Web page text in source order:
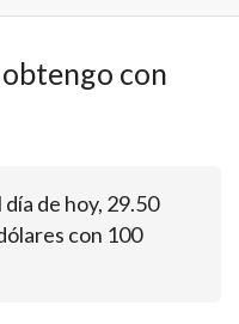
con
de hoy, 29.50
con 100